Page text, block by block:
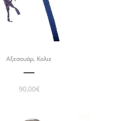
Αξεσουάρ, Κολιε
90,00€